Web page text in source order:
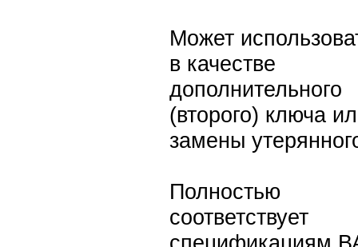
Может
в качестве
дополнительного
(второго) ключа
замены
Полностью
соответствует